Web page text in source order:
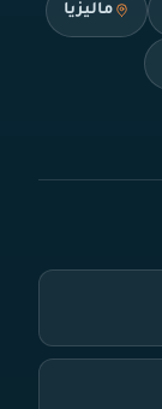
ماليزيا